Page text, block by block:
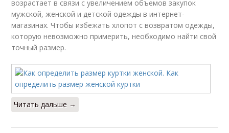
возрастает в связи с увеличением объемов закупок
мужской, женской и детской одежды в интернет-
магазинах. Чтобы избежать хлопот с возвратом одежды,
которую невозможно примерить, необходимо найти свой
точный размер.
Читать дальше →